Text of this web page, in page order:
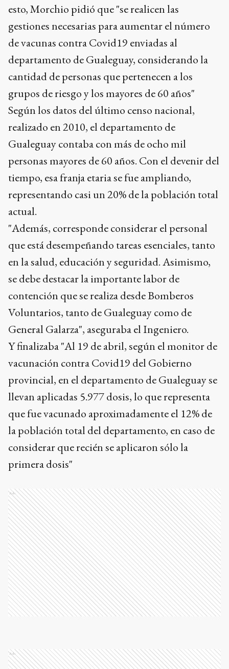
esto, Morchio pidió que "se realicen las
gestiones necesarias para aumentar el número
de vacunas contra Covid19 enviadas al
departamento de Gualeguay, considerando la
cantidad de personas que pertenecen a los
grupos de riesgo y los mayores de 60 años"
Según los datos del último censo nacional,
realizado en 2010, el departamento de
Gualeguay contaba con más de ocho mil
personas mayores de 60 años. Con el devenir del
tiempo, esa franja etaria se fue ampliando,
representando casi un 20% de la población total
actual.
"Además, corresponde considerar el personal
que está desempeñando tareas esenciales, tanto
en la salud, educación y seguridad. Asimismo,
se debe destacar la importante labor de
contención que se realiza desde Bomberos
Voluntarios, tanto de Gualeguay como de
General Galarza", aseguraba el Ingeniero.
Y finalizaba "Al 19 de abril, según el monitor de
vacunación contra Covid19 del Gobierno
provincial, en el departamento de Gualeguay se
llevan aplicadas 5.977 dosis, lo que representa
que fue vacunado aproximadamente el 12% de
la población total del departamento, en caso de
considerar que recién se aplicaron sólo la
primera dosis"
Ads
Ads